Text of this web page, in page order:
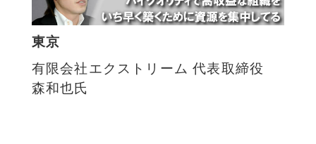
東京
有限会社エクストリーム 代表取締役
森和也氏